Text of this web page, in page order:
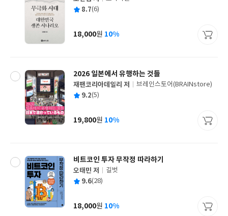
글
쓴
출
사
평 8.7(6)
가
18,000원 10%
2026 일본에서 유행하는 것들
글
쓴
재팬코리아데일리 저
출
사
브레인스토어(BRAINstore)
평 9.2(5)
가
19,800원 10%
비트코인 투자 무작정 따라하기
글
쓴
오태민 저
출
사
길벗
평 9.6(28)
가
18,000원 10%